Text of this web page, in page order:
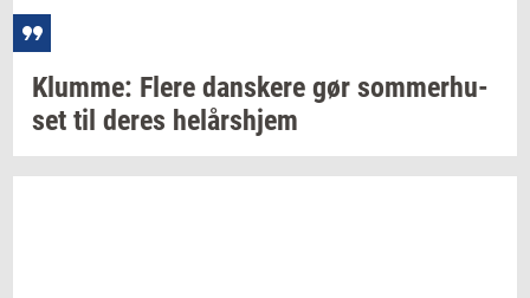
Klum­me: Flere dan­ske­re gør som­mer­hu­
set til deres helårs­hjem